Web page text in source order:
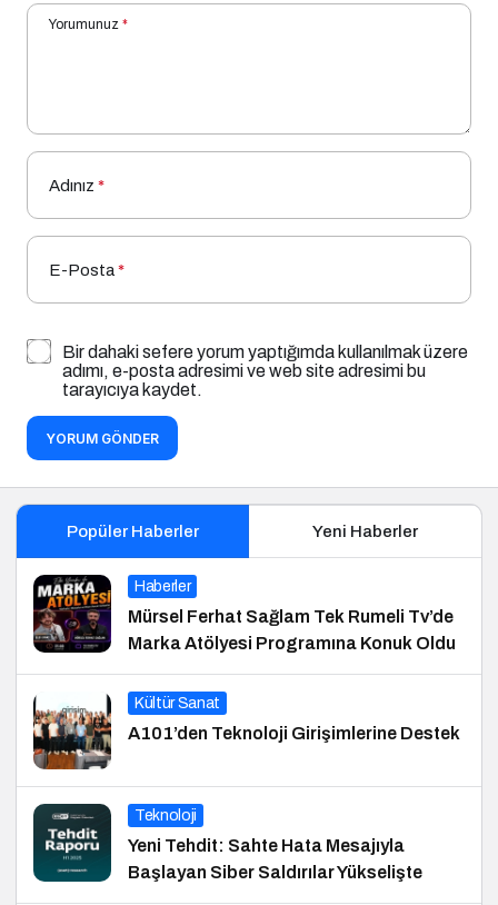
Yorumunuz *
Adınız *
E-Posta*
Bir dahaki sefere yorum yaptığımda kullanılmak üzere
adımı, e-posta adresimi ve web site adresimi bu
tarayıcıya kaydet.
YORUM GÖNDER
Popüler Haberler Yeni Haberler
Haberler
Mürsel Ferhat Sağlam Tek Rumeli Tv’de
Marka Atölyesi Programına Konuk Oldu
Kültür Sanat
A101’den Teknoloji Girişimlerine Destek
Teknoloji
Yeni Tehdit: Sahte Hata Mesajıyla
Başlayan Siber Saldırılar Yükselişte